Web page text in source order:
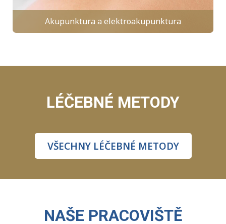
Akupunktura a elektroakupunktura
LÉČEBNÉ METODY
VŠECHNY LÉČEBNÉ METODY
NAŠE PRACOVIŠTĚ